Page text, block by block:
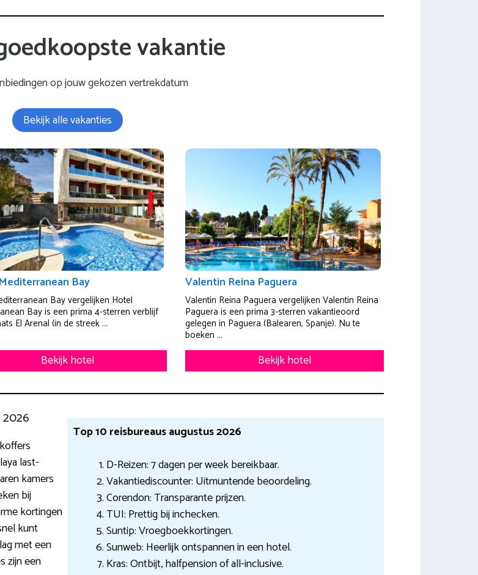
vakantie
op jouw gekozen vertrekdatum
Bekijk alle vakanties
Bay
Bay vergelijken Hotel
Bay is een prima 4-sterren verblijf
El Arenal (in de streek ...
Bekijk hotel
Valentin Reina Paguera
Valentin Reina Paguera vergelijken Valentin Reina
Paguera is een prima 3-sterren vakantieoord
gelegen in Paguera (Balearen, Spanje). Nu te
boeken ...
Bekijk hotel
last-
kamers
bij
kortingen
kunt
met een
zijn een
Top 10 reisbureaus augustus 2026
D-Reizen: 7 dagen per week bereikbaar.
Vakantiediscounter: Uitmuntende beoordeling.
Corendon: Transparante prijzen.
TUI: Prettig bij inchecken.
Suntip: Vroegboekkortingen.
Sunweb: Heerlijk ontspannen in een hotel.
Kras: Ontbijt, halfpension of all-inclusive.